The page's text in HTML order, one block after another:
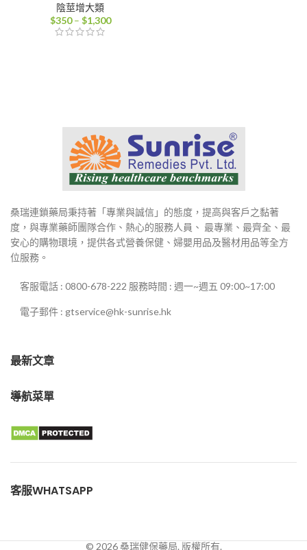
陰莖增大類
$350 – $1,300價
桑瑞連鎖藥局秉持著「專業與誠信」的態度，提高與客戶之黏著
度，與專業藥師團隊合作、熱心的服務人員、 最專業、最齊全、最
安心的購物環境，提供各式營養保健、婦嬰用品及醫材用品等全方
位服務。
客服電話 : 0800-678-222 服務時間 : 週一~週五 09:00~17:00
電子郵件 : gtservice@hk-sunrise.hk
最新文章
導航菜單
客服WHATSAPP
© 2026 桑瑞健保藥局. 版權所有.